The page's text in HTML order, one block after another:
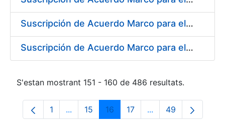
Suscripción de Acuerdo Marco para el Suministro de Repuestos Específicos de Maquinaria
Suscripción de Acuerdo Marco para el Suministro de Material de Transmisiones de Potencia, Rodamientos, Estanqueidad e Hidráulica
S'estan mostrant 151 - 160 de 486 resultats.
Pàgina
1 ...Pàgines intermèdies Utilitzeu TAB per
Pàgina
15 Pàgina
16 Pàgina
17 ...PàginesPàgina
49